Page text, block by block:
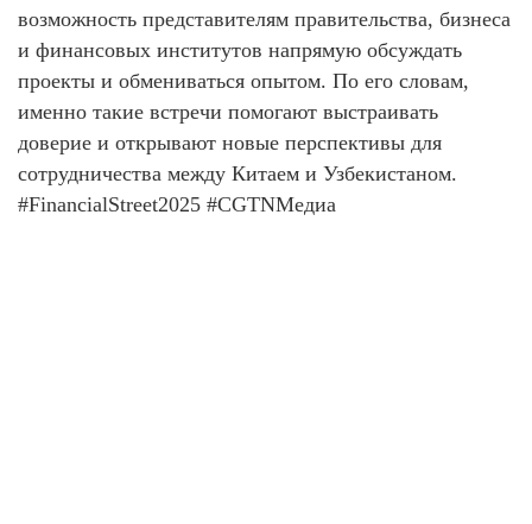
возможность представителям правительства, бизнеса
и финансовых институтов напрямую обсуждать
проекты и обмениваться опытом. По его словам,
именно такие встречи помогают выстраивать
доверие и открывают новые перспективы для
сотрудничества между Китаем и Узбекистаном.
#FinancialStreet2025 #CGTNМедиа